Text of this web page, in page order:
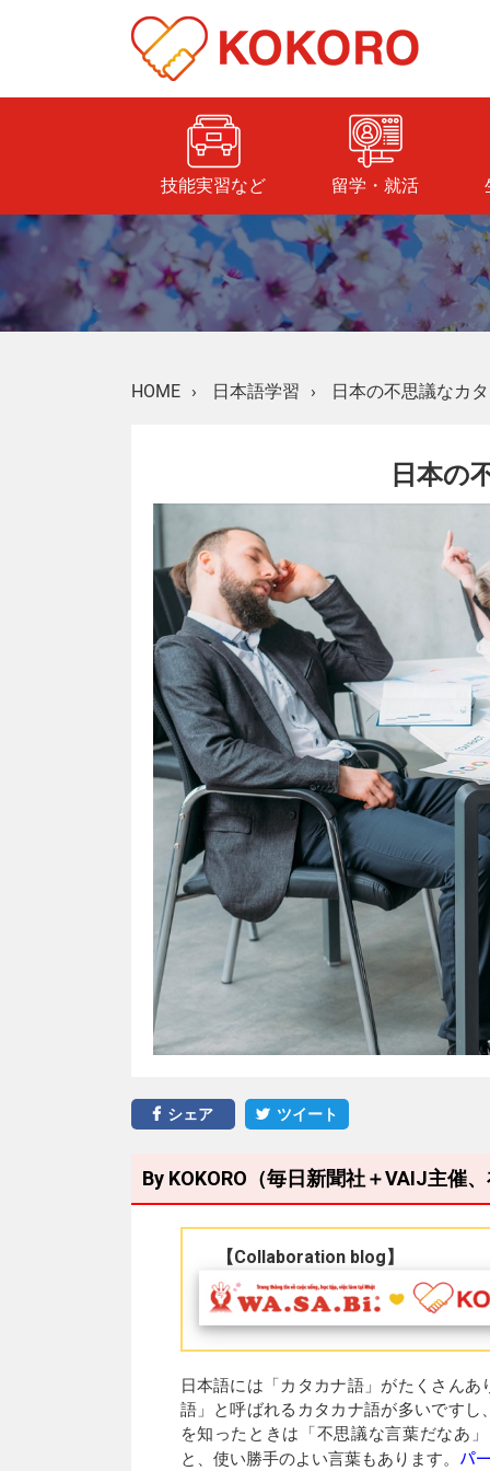
技能実習など 留学・就活
HOME › 日本語学習 › 日本の不思議なカ
日本の
シェア ツイート
By KOKORO（毎日新聞社＋VAIJ主催
【Collaboration blog】
日本語には「カタカナ語」がたくさん
語」と呼ばれるカタカナ語が多いです
を知ったときは「不思議な言葉だなあ
と、使い勝手のよい言葉もあります。 パ